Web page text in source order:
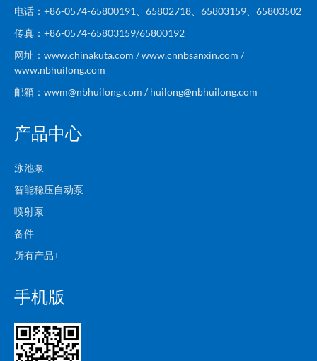
电话：+86-0574-65800191、65802718、65803159、65803502
传真：+86-0574-65803159/65800192
网址：www.chinakuta.com / www.cnnbsanxin.com /
www.nbhuilong.com
邮箱：wwm@nbhuilong.com / huilong@nbhuilong.com
产品中心
泳池泵
智能稳压自动泵
喷射泵
备件
所有产品+
手机版